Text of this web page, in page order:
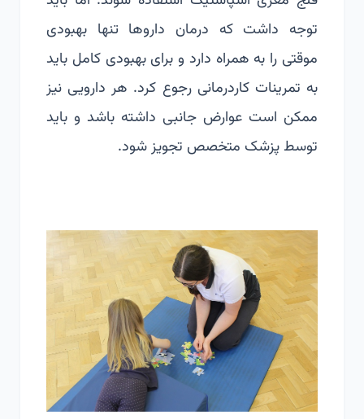
توجه داشت که درمان داروها تنها بهبودی
موقتی را به همراه دارد و برای بهبودی کامل باید
به تمرینات کاردرمانی رجوع کرد. هر دارویی نیز
ممکن است عوارض جانبی داشته باشد و باید
توسط پزشک متخصص تجویز شود.